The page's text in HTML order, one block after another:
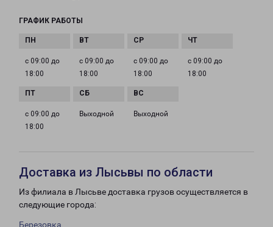
ГРАФИК РАБОТЫ
с 09:00 до
18:00
с 09:00 до
18:00
с 09:00 до
18:00
с 09:00 до
18:00
с 09:00 до
18:00
Выходной Выходной
Доставка из Лысьвы по области
Из филиала в Лысьве доставка грузов осуществляется в
следующие города:
Березовка